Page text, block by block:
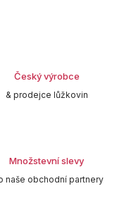
Český výrobce
& prodejce lůžkovin
Množstevní slevy
naše obchodní partnery